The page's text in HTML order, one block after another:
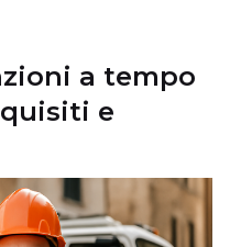
a tempo
e